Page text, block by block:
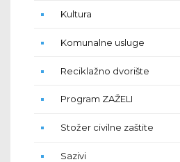
Kultura
Komunalne usluge
Reciklažno dvorište
Program ZAŽELI
Stožer civilne zaštite
Sazivi